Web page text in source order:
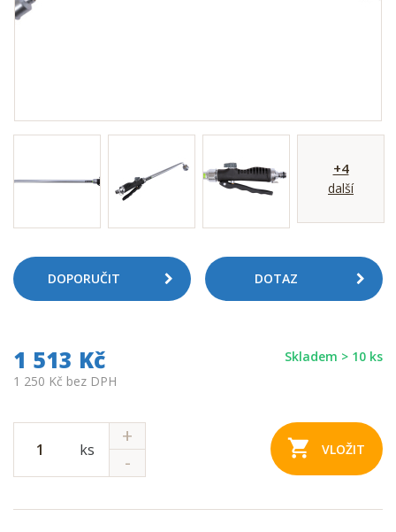
+4
další
DOPORUČIT DOTAZ
1 513 Kč
1 250 Kč bez DPH
Skladem > 10 ks
ks VLOŽIT